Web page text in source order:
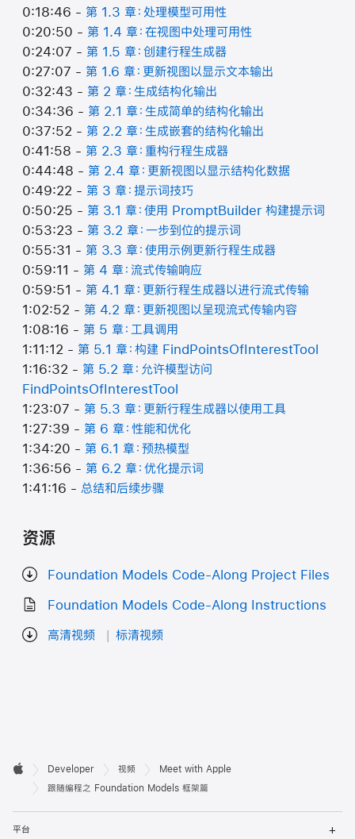
0:18:46 - 第 1.3 章：处理模型可用性
0:20:50 - 第 1.4 章：在视图中处理可用性
0:24:07 - 第 1.5 章：创建行程生成器
0:27:07 - 第 1.6 章：更新视图以显示文本输出
0:32:43 - 第 2 章：生成结构化输出
0:34:36 - 第 2.1 章：生成简单的结构化输出
0:37:52 - 第 2.2 章：生成嵌套的结构化输出
0:41:58 - 第 2.3 章：重构行程生成器
0:44:48 - 第 2.4 章：更新视图以显示结构化数据
0:49:22 - 第 3 章：提示词技巧
0:50:25 - 第 3.1 章：使用 PromptBuilder 构建提示词
0:53:23 - 第 3.2 章：一步到位的提示词
0:55:31 - 第 3.3 章：使用示例更新行程生成器
0:59:11 - 第 4 章：流式传输响应
0:59:51 - 第 4.1 章：更新行程生成器以进行流式传输
1:02:52 - 第 4.2 章：更新视图以呈现流式传输内容
1:08:16 - 第 5 章：工具调用
1:11:12 - 第 5.1 章：构建 FindPointsOfInterestTool
1:16:32 - 第 5.2 章：允许模型访问
FindPointsOfInterestTool
1:23:07 - 第 5.3 章：更新行程生成器以使用工具
1:27:39 - 第 6 章：性能和优化
1:34:20 - 第 6.1 章：预热模型
1:36:56 - 第 6.2 章：优化提示词
1:41:16 - 总结和后续步骤
资源
Foundation Models Code-Along Project Files
Foundation Models Code-Along Instructions
高清视频 标清视频
开
者

Developer 视频
Meet with Apple
跟随编程之 Foundation Models 框架篇
平台